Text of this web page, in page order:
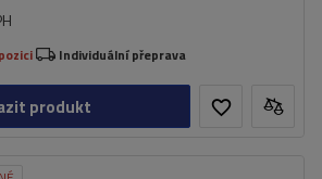
Individuální přeprava
produkt